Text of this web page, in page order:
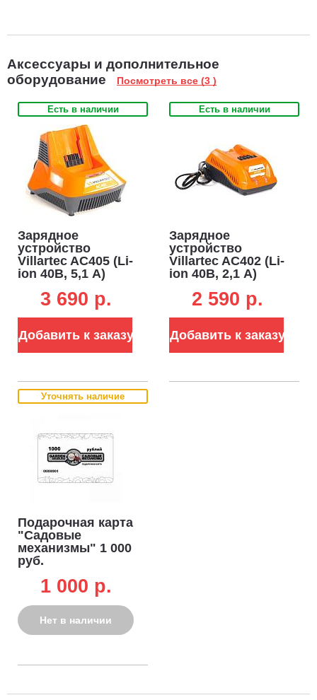
Аксессуары и дополнительное
оборудование
Посмотреть все (3 )
Есть в наличии
Зарядное
устройство
Villartec AC405 (Li-
ion 40В, 5,1 А)
3 690 p.
Добавить к заказу
Есть в наличии
Зарядное
устройство
Villartec AC402 (Li-
ion 40В, 2,1 А)
2 590 p.
Добавить к заказу
Уточнять наличие
Подарочная карта
"Садовые
механизмы" 1 000
руб.
1 000 p.
Нет в наличии